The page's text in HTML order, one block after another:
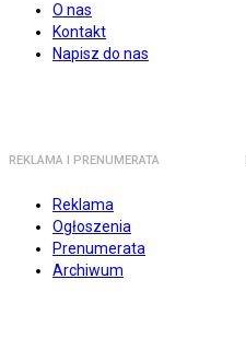
O nas
Kontakt
Napisz do nas
REKLAMA I PRENUMERATA
Reklama
Ogłoszenia
Prenumerata
Archiwum